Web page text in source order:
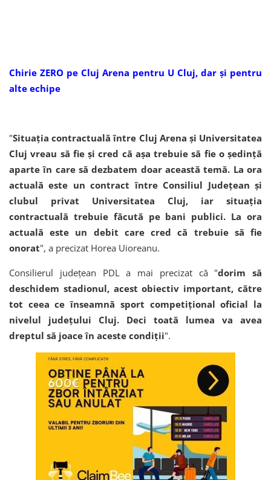
Chirie ZERO pe Cluj Arena pentru U Cluj, dar și pentru
alte echipe
"Situaţia contractuală între Cluj Arena şi Universitatea
Cluj vreau să fie şi cred că aşa trebuie să fie o şedinţă
aparte în care să dezbatem doar această temă. La ora
actuală este un contract între Consiliul Judeţean şi
clubul privat Universitatea Cluj, iar situaţia
contractuală trebuie făcută pe bani publici. La ora
actuală este un debit care cred că trebuie să fie
onorat", a precizat Horea Uioreanu.
Consilierul judeţean PDL a mai precizat că "dorim să
deschidem stadionul, acest obiectiv important, către
tot ceea ce înseamnă sport competiţional oficial la
nivelul judeţului Cluj. Deci toată lumea va avea
dreptul să joace în aceste condiţii".